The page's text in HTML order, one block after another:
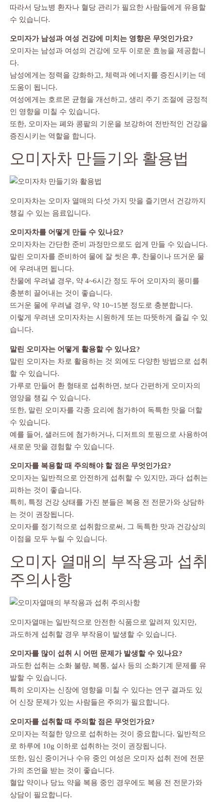
따라서 당뇨병 환자나 혈당 관리가 필요한 사람들에게 유용할
수 있습니다.
오미자가 남성과 여성 건강에 미치는 영향은 무엇인가요?
오미자는 남성과 여성의 건강에 모두 이로운 효능을 제공합니
다.
남성에게는 정력을 강화하고, 체력과 에너지를 증진시키는 데
도움이 됩니다.
여성에게는 호르몬 균형을 개선하고, 생리 주기 조절에 긍정적
인 영향을 미칠 수 있습니다.
또한, 오미자는 폐와 콩팥의 기운을 보강하여 전반적인 건강을
증진시키는 역할을 합니다.
오미자차 만들기와 활용법
오미자차는 오미자 열매의 다섯 가지 맛을 즐기면서 건강까지
챙길 수 있는 음료입니다.
오미자차를 어떻게 만들 수 있나요?
오미자차는 간단한 준비 과정만으로도 쉽게 만들 수 있습니다.
말린 오미자를 준비하여 물에 잘 씻은 후, 찬물이나 뜨거운 물
에 우려내면 됩니다.
찬물에 우려낼 경우, 약 4~6시간 정도 두어 오미자의 풍미를
충분히 끌어내는 것이 좋습니다.
뜨거운 물에 우려낼 경우, 약 10~15분 정도로 충분합니다.
이렇게 우려낸 오미자차는 시원하게 또는 따뜻하게 즐길 수 있
습니다.
말린 오미자는 어떻게 활용할 수 있나요?
말린 오미자는 차로 활용하는 것 외에도 다양한 방법으로 섭취
할 수 있습니다.
가루로 만들어 환 형태로 섭취하면, 보다 간편하게 오미자의
영양을 챙길 수 있습니다.
또한, 말린 오미자를 각종 요리에 첨가하여 독특한 맛을 더할
수 있습니다.
예를 들어, 샐러드에 첨가하거나, 디저트의 토핑으로 사용하여
새로운 맛을 경험할 수 있습니다.
오미자를 복용할 때 주의해야 할 점은 무엇인가요?
오미자는 일반적으로 안전하게 섭취할 수 있지만, 과다 섭취는
피하는 것이 좋습니다.
특히, 특정 건강 상태를 가진 분들은 복용 전 전문가와 상담하
는 것이 권장됩니다.
오미자를 정기적으로 섭취함으로써, 그 독특한 맛과 건강상의
이점을 모두 누릴 수 있습니다.
오미자 열매의 부작용과 섭취
주의사항
오미자열매는 일반적으로 안전한 식품으로 알려져 있지만,
과도하게 섭취할 경우 부작용이 발생할 수 있습니다.
오미자를 많이 섭취 시 어떤 문제가 발생할 수 있나요?
과도한 섭취는 소화 불량, 복통, 설사 등의 소화기계 문제를 유
발할 수 있습니다.
특히 오미자는 신장에 영향을 미칠 수 있다는 연구 결과도 있
어 신장 문제가 있는 사람들은 주의가 필요합니다.
오미자를 섭취할 때 주의할 점은 무엇인가요?
오미자는 적절한 양으로 섭취하는 것이 중요합니다. 일반적으
로 하루에 10g 이하로 섭취하는 것이 권장됩니다.
또한, 임신 중이거나 수유 중인 여성은 오미자 섭취 전에 전문
가의 조언을 받는 것이 좋습니다.
혈압 약이나 당뇨 약을 복용 중인 경우에도 복용 전 전문가와
상담이 필요합니다.